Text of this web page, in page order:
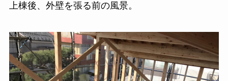
上棟後、外壁を張る前の風景。